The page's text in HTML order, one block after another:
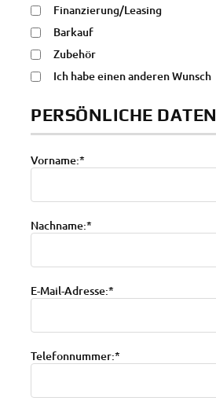
Finanzierung/Leasing
Barkauf
Zubehör
Ich habe einen anderen Wunsch
PERSÖNLICHE DATEN
Vorname:*
Nachname:*
E-Mail-Adresse:*
Telefonnummer:*